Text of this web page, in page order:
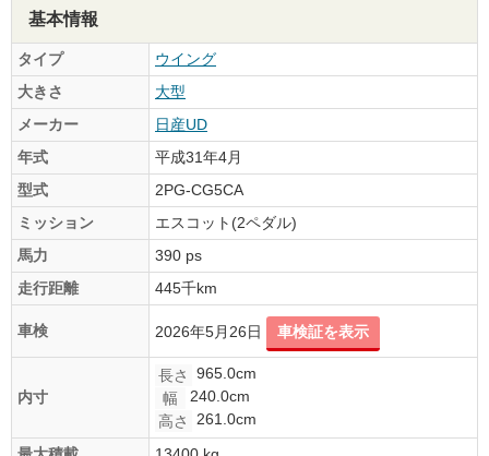
基本情報
タイプ
ウイング
大きさ
大型
メーカー
日産UD
年式
平成31年4月
型式
2PG-CG5CA
ミッション
エスコット(2ペダル)
馬力
390 ps
走行距離
445千km
車検 2026年5月26日 車検証を表示
内寸
長さ
965.0cm
幅
240.0cm
高さ
261.0cm